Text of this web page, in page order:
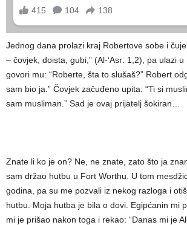
Jednog dana prolazi kraj Robertove sobe i
– čovjek, doista, gubi,” (Al-‘Asr: 1,2), pa ulazi
govori mu: “Roberte, šta to slušaš?” Robert
sam bio ja.” Čovjek začuđeno upita: “Ti si
sam musliman.” Sad je ovaj prijatelj šokiran…
Znate li ko je on? Ne, ne znate, zato što ja
sam držao hutbu u Fort Worthu. U tom
godina, pa su me pozvali iz nekog razloga i
hutbu. Moja hutba je bila o dovi. Egipćanin mi
mi je prišao nakon toga i rekao: “Danas mi je